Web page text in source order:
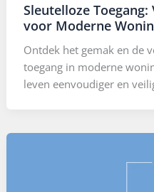
Sleutelloze
voor Moderne
Ontdek het gemak en de
toegang in moderne
leven eenvoudiger en